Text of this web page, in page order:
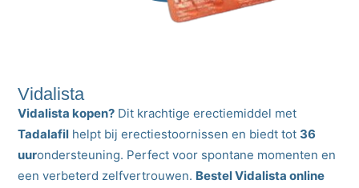
Vidalista
Vidalista kopen? Dit krachtige erectiemiddel met
Tadalafil helpt bij erectiestoornissen en biedt tot 36
uurondersteuning. Perfect voor spontane momenten en
een verbeterd zelfvertrouwen. Bestel Vidalista online